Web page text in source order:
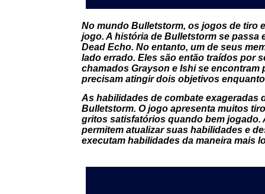
No mundo Bulletstorm, os jogos de tiro
jogo. A história de Bulletstorm se
Dead Echo. No entanto, um de seus
lado errado. Eles são então traídos por
chamados Grayson e Ishi se
precisam atingir dois objetivos
As habilidades de combate exageradas
Bulletstorm. O jogo apresenta muitos
gritos satisfatórios quando bem jogado.
permitem atualizar suas habilidades e
executam habilidades da maneira mais